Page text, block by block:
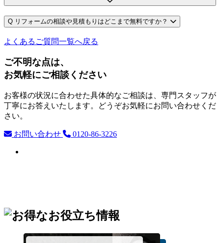
Q リフォームの相談や見積もりはどこまで無料ですか？
よくあるご質問一覧へ戻る
ご不明な点は、
お気軽にご相談ください
お客様の状況に合わせた具体的なご相談は、専門スタッフが
丁寧にお答えいたします。どうぞお気軽にお問い合わせくだ
さい。
お問い合わせ 0120-86-3226